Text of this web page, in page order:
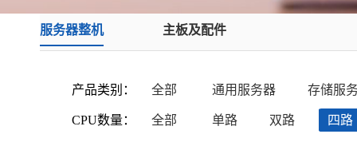
服务器整机 主板及配件
产品类别：
CPU数量：
全部 通用服务器 存储服
全部 单路 双路 四路